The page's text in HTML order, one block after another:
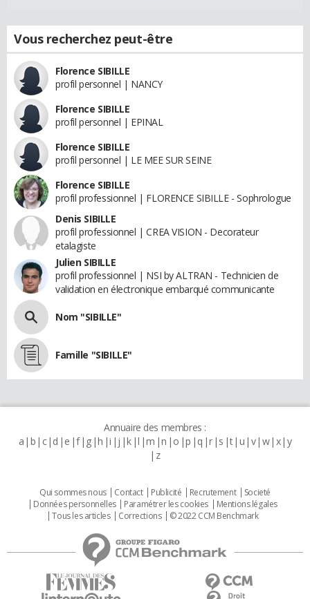
Vous recherchez peut-être
Florence SIBILLE
profil personnel | NANCY
Florence SIBILLE
profil personnel | EPINAL
Florence SIBILLE
profil personnel | LE MEE SUR SEINE
Florence SIBILLE
profil professionnel | FLORENCE SIBILLE - Sophrologue
Denis SIBILLE
profil professionnel | CREA VISION - Decorateur
etalagiste
Julien SIBILLE
profil professionnel | NSI by ALTRAN - Technicien de
validation en électronique embarqué communicante
Nom "SIBILLE"
Famille "SIBILLE"
Annuaire des membres :
a b c d e f g h i j k l m n o p q r s t u v w x y
z
Qui sommes nous Contact Publicité Recrutement
Societé
Données personnelles
Paramétrer les cookies
Mentions légales
Tous les articles
Corrections © 2022 CCM Benchmark